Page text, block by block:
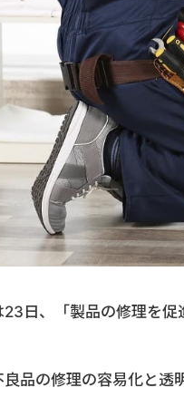
23日、「製品の修理を
良品の修理の容易化と透